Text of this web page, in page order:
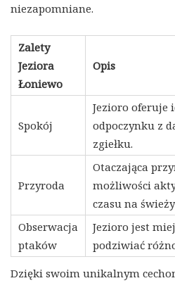
niezapomniane.
Zalety
Jeziora
Łoniewo
Opis
Spokój
Jezioro oferuje
odpoczynku z
zgiełku.
Przyroda
Otaczająca
możliwości
czasu na
Obserwacja
ptaków
Jezioro jest
podziwiać
Dzięki swoim unikalnym